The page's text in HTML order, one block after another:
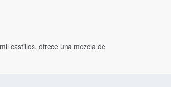
castillos, ofrece una mezcla de